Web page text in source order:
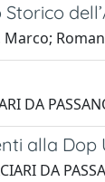
Marco;
DA
alla Dop
DA